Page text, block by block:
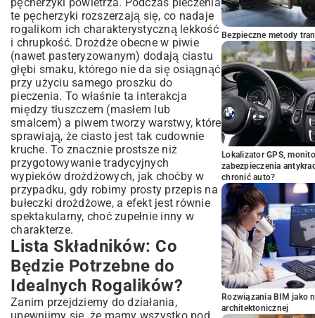
te pęcherzyki rozszerzają się, co nadaje
rogalikom ich charakterystyczną lekkość
i chrupkość. Drożdże obecne w piwie
(nawet pasteryzowanym) dodają ciastu
głębi smaku, którego nie da się osiągnąć
przy użyciu samego proszku do
pieczenia. To właśnie ta interakcja
między tłuszczem (masłem lub
smalcem) a piwem tworzy warstwy, które
sprawiają, że ciasto jest tak cudownie
kruche. To znacznie prostsze niż
przygotowywanie tradycyjnych
wypieków drożdżowych, jak choćby w
przypadku, gdy robimy prosty przepis na
bułeczki drożdżowe, a efekt jest równie
spektakularny, choć zupełnie inny w
charakterze.
Lista Składników: Co
Będzie Potrzebne do
Idealnych Rogalików?
Zanim przejdziemy do działania,
Bezpieczne metody
Lokalizator GPS,
zabezpieczenia
chronić auto?
Rozwiązania BIM jako
architektonicznej